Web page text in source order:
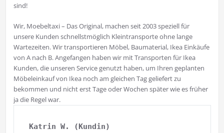
sind!
Wir, Moebeltaxi – Das Original, machen seit 2003 speziell für
unsere Kunden schnellstmöglich Kleintransporte ohne lange
Wartezeiten. Wir transportieren Möbel, Baumaterial, Ikea Einkäufe
von A nach B. Angefangen haben wir mit Transporten für Ikea
Kunden, die unseren Service genutzt haben, um Ihren geplanten
Möbeleinkauf von Ikea noch am gleichen Tag geliefert zu
bekommen und nicht erst Tage oder Wochen später wie es früher
ja die Regel war.
Katrin W. (Kundin)